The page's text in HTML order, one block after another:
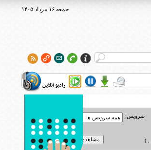
۱۴۰۵ جمعه ۱۶ مرداد
رادیو آنلاین
سرویس:
, )